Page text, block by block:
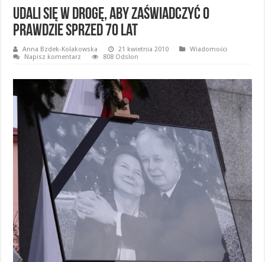
Udali się w drogę, aby zaświadczyć o
prawdzie sprzed 70 lat
Anna Bzdek-Kołakowska 21 kwietnia 2010
Wiadomości
Napisz komentarz
808 Odsłon